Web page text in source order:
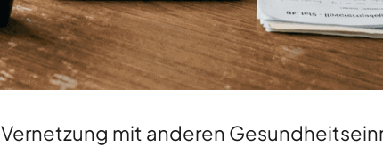
mit anderen